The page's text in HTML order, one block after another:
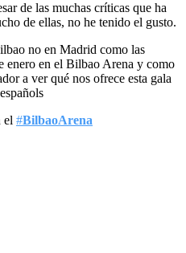
de las muchas críticas que ha
de ellas, no he tenido el gusto.
no en Madrid como las
enero en el Bilbao Arena y como
a ver qué nos ofrece esta gala
el #BilbaoArena